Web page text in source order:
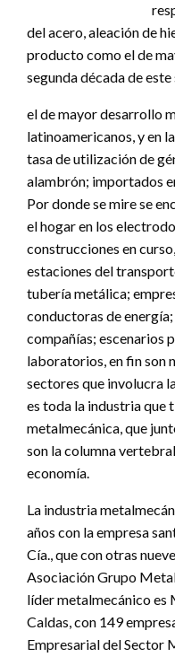
del acero, aleación de
producto como el de
segunda década de
el de mayor desarrollo
latinoamericanos, y en
tasa de utilización de
alambrón; importados
Por donde se mire se
el hogar en los
construcciones en
estaciones del
tubería metálica;
conductoras de
compañías; escenarios
laboratorios, en fin son
sectores que involucra
es toda la industria que
metalmecánica, que
son la columna
economía.
La industria
años con la empresa
Cía., que con otras
Asociación Grupo
líder metalmecánico es
Caldas, con 149
Empresarial del Sector